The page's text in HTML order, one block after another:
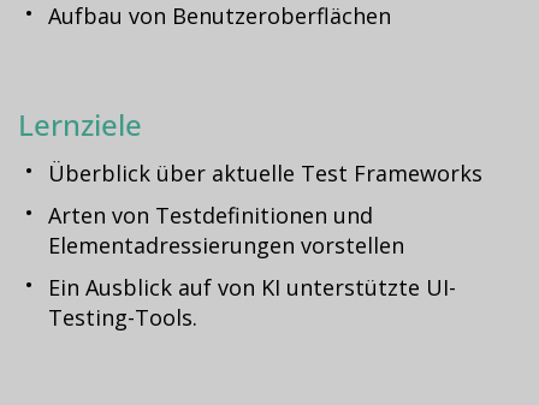
Aufbau von Benutzeroberflächen
Lernziele
Überblick über aktuelle Test Frameworks
Arten von Testdefinitionen und
Elementadressierungen vorstellen
Ein Ausblick auf von KI unterstützte UI-
Testing-Tools.